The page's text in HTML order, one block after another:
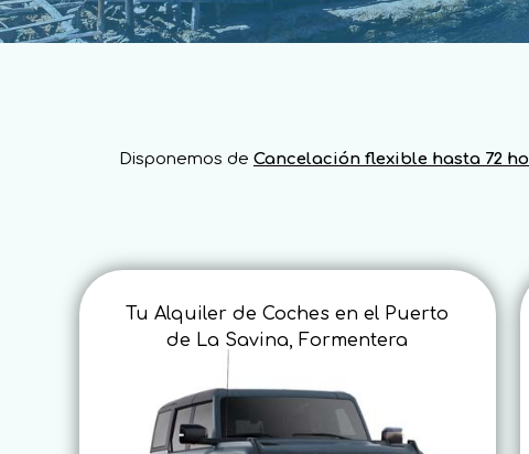
Disponemos de Cancelación flexible hasta 72
Tu Alquiler de Coches en el Puerto
de La Savina, Formentera